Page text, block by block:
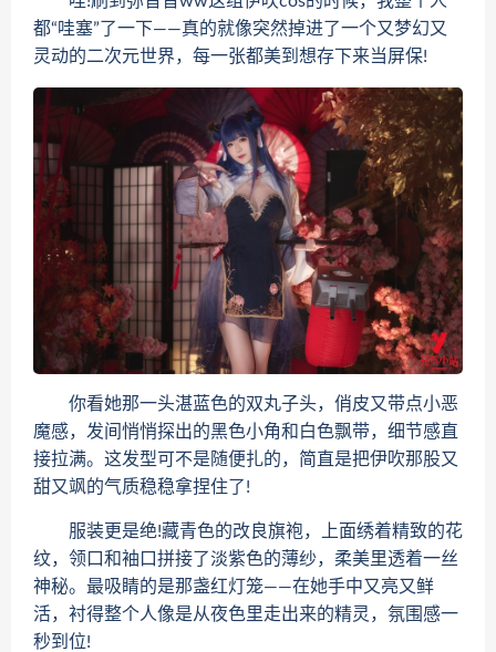
都“哇塞”了一下——真的就像突然掉进了一个又梦幻又
灵动的二次元世界，每一张都美到想存下来当屏保!
你看她那一头湛蓝色的双丸子头，俏皮又带点小恶
魔感，发间悄悄探出的黑色小角和白色飘带，细节感直
接拉满。这发型可不是随便扎的，简直是把伊吹那股又
甜又飒的气质稳稳拿捏住了!
服装更是绝!藏青色的改良旗袍，上面绣着精致的花
纹，领口和袖口拼接了淡紫色的薄纱，柔美里透着一丝
神秘。最吸睛的是那盏红灯笼——在她手中又亮又鲜
活，衬得整个人像是从夜色里走出来的精灵，氛围感一
秒到位!